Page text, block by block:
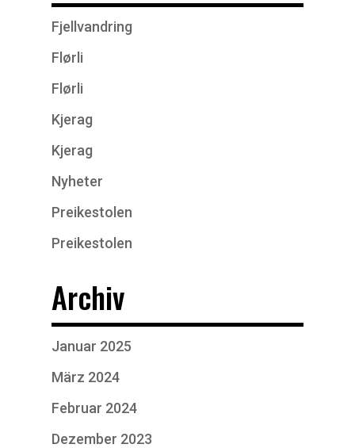
Fjellvandring
Flørli
Flørli
Kjerag
Kjerag
Nyheter
Preikestolen
Preikestolen
Archiv
Januar 2025
März 2024
Februar 2024
Dezember 2023